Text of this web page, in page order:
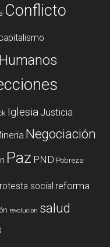
Conflicto
Iglesia Justicia
Negociación
Paz PND Pobreza
social reforma
revolucion salud